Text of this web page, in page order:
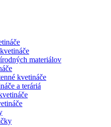
materiálov
kvetináče
a teráriá